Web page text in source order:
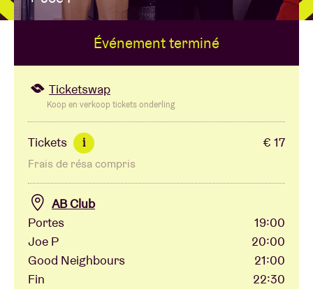
Location de salles
BRDCST
Chèque-concert
À propos de l'AB
Contact
Événement terminé
Ticketswap
Koop en verkoop tickets onderling
Tickets i € 17
Frais de résa compris
AB Club
Portes
19:00
Joe P
20:00
Good Neighbours
21:00
Fin
22:30